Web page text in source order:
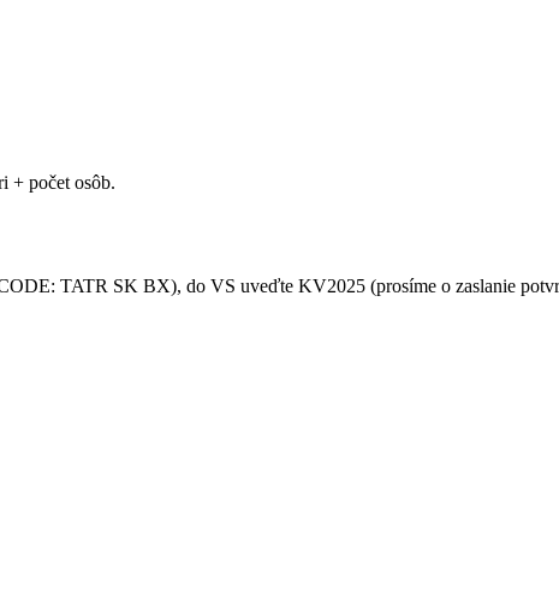
+ počet osôb.
TATR SK BX), do VS uveďte KV2025 (prosíme o zaslanie